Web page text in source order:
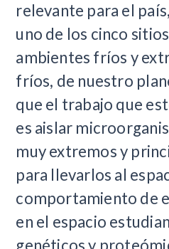
relevante para el
uno de los cinco
ambientes fríos y
fríos, de nuestro
que el trabajo que
es aislar
muy extremos y
para llevarlos al
comportamiento de
en el espacio
genéticos y